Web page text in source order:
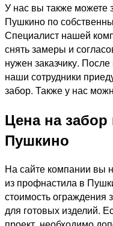
У нас вы также можете
Пушкино по
Специалист нашей
снять замеры и
нужен заказчику.
наши сотрудники
забор. Также у нас
Цена на
Пушкино
На сайте компании вы
из профнастила в
стоимость ограждения
для готовых изделий.